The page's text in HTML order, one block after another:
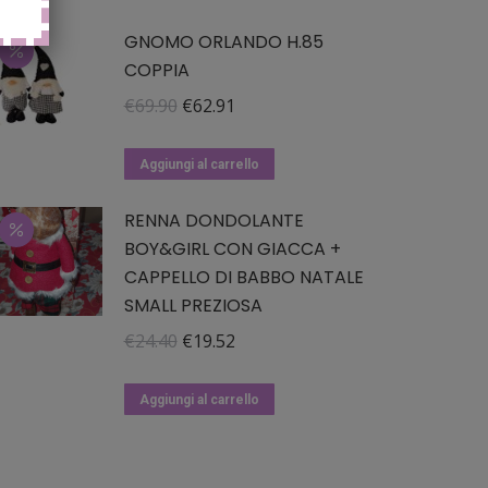
GNOMO ORLANDO H.85
COPPIA
€69.90 Il
originale
€69.90.
€62.91
attuale
€62.91.
Aggiungi al carrello
RENNA DONDOLANTE
BOY&GIRL CON GIACCA +
CAPPELLO DI BABBO NATALE
SMALL PREZIOSA
€24.40 Il
originale
€19.52Il
attuale
Aggiungi al carrello